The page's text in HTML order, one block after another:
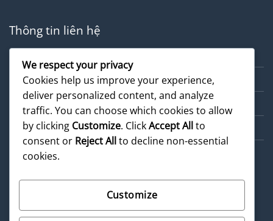
Thông tin liên hệ
Dịch vụ
Cẩm nang
Sản phẩm
©
We respect your privacy
Cookies help us improve your experience,
deliver personalized content, and analyze
traffic. You can choose which cookies to allow
by clicking Customize. ClickAccept Allto
consent or Reject Allto decline non-essential
cookies.
Customize